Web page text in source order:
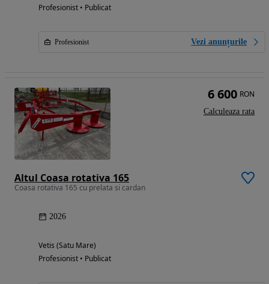
Profesionist • Publicat
Profesionist Vezi anunțurile
Altul Coasa rotativa 165
Coasa rotativa 165 cu prelata si cardan
2026
Vetis (Satu Mare)
Profesionist • Publicat
6 600 RON
Calculeaza rata